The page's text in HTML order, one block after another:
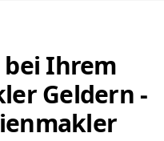
Ihrem
Geldern -